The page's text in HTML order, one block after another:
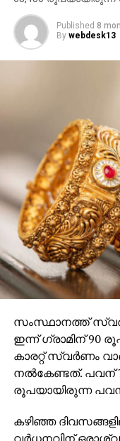
Published 8
By webdesk13
സംസ്ഥാനത്ത്
ഇന്ന് ഗ്രാമിന് 90
കാരറ്റ് സ്വര്‍ണം
നല്‍കേണ്ടത്. പവന്
രൂപയായിരുന്ന
കഴിഞ്ഞ